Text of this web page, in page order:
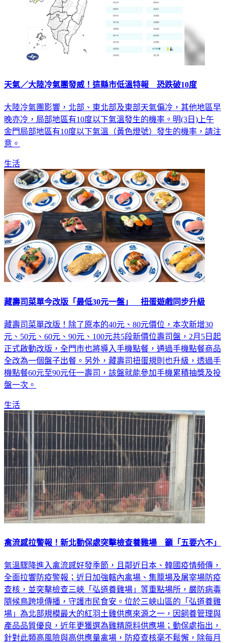
天氣／大陸冷氣團發威！這縣市低溫特報 恐跌破10度
大陸冷氣團影響，北部、東北部及東部天氣偏冷，其他地區早
晚亦冷，局部地區有10度以下氣溫發生的機率。明(3日)上午
金門局部地區有10度以下氣溫（黃色燈號）發生的機率，請注
意。
生活
藏壽司菜單今改版「最低30元一盤」 扭蛋遊戲同步升級
藏壽司菜單改版！除了原本的40元、80元價位，本次新增30
元、50元、60元、90元、100元共5段新價位壽司盤，2月5日起
正式啟動改版，全門市也將導入手機點餐，通過手機點餐商品
全改為一個盤子出餐。另外，藏壽司扭蛋規則也升級，透過手
機點餐60元至90元任一壽司，該盤就能參加手機累積抽獎及投
盤一次。
生活
禽流感拉警報！新北動保處突擊檢查養雞場 籲「五要六不」
氣溫驟降進入禽流感好發季節，且鄰近日本、韓國疫情頻傳，
全面拉響防疫警報；近日加強轄內禽場、集籠場及屠宰場防疫
查核，並突擊檢查三峽「弘道養雞場」等重點場所，嚴防病毒
隨候鳥跨境傳播，守護市民食安。位於三峽山區的「弘道養雞
場」為北部規模最大的紅羽土雞供應來源之一，因飼養管理與
產品品質優良，近年更獲選為雞精原料供應場；動保處指出，
針對此類高風險與高供應量禽場，防疫查核毫不鬆懈，除每月